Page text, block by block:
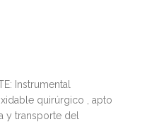
Instrumental
quirúrgico , apto
y transporte del